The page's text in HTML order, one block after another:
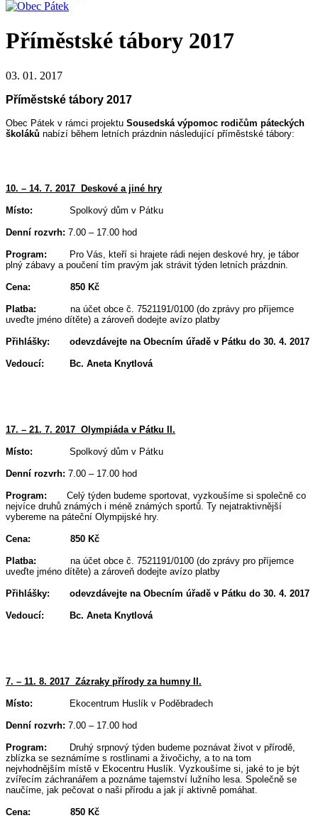
Příměstské tábory 2017
03. 01. 2017
Příměstské tábory 2017
Obec Pátek v rámci projektu Sousedská výpomoc rodičům páteckých
školáků nabízí během letních prázdnin následující příměstské tábory:
10. – 14. 7. 2017 Deskové a jiné hry
Místo: Spolkový dům v Pátku
Denní rozvrh: 7.00 – 17.00 hod
Program:
Pro Vás, kteří si hrajete rádi nejen deskové hry, je tábor
plný zábavy a poučení tím pravým jak strávit týden letních prázdnin.
Cena: 850 Kč
Platba: na účet obce č. 7521191/0100 (do zprávy pro příjemce
uveďte jméno dítěte) a zároveň dodejte avízo platby
Přihlášky: odevzdávejte na Obecním úřadě v Pátku do 30. 4. 2017
Vedoucí: Bc. Aneta Knytlová
17. – 21. 7. 2017 Olympiáda v Pátku II.
Místo: Spolkový dům v Pátku
Denní rozvrh: 7.00 – 17.00 hod
Program: Celý týden budeme sportovat, vyzkoušíme si společně co
nejvíce druhů známých i méně známých sportů. Ty nejatraktivnější
vybereme na páteční Olympijské hry.
Cena: 850 Kč
Platba: na účet obce č. 7521191/0100 (do zprávy pro příjemce
uveďte jméno dítěte) a zároveň dodejte avízo platby
Přihlášky: odevzdávejte na Obecním úřadě v Pátku do 30. 4. 2017
Vedoucí: Bc. Aneta Knytlová
7. – 11. 8. 2017 Zázraky přírody za humny II.
Místo: Ekocentrum Huslík v Poděbradech
Denní rozvrh: 7.00 – 17.00 hod
Program:
Druhý srpnový týden budeme poznávat život v přírodě,
zblízka se seznámíme s rostlinami a živočichy, a to na tom
nejvhodnějším místě v Ekocentru Huslík. Vyzkoušíme si, jaké to je být
zvířecím záchranářem a poznáme tajemství lužního lesa. Společně se
naučíme, jak pečovat o naši přírodu a jak jí aktivně pomáhat.
Cena: 850 Kč